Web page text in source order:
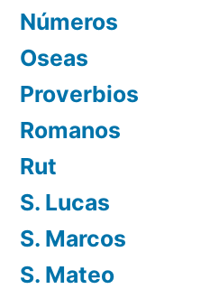
Números
Oseas
Proverbios
Romanos
Rut
S. Lucas
S. Marcos
S. Mateo